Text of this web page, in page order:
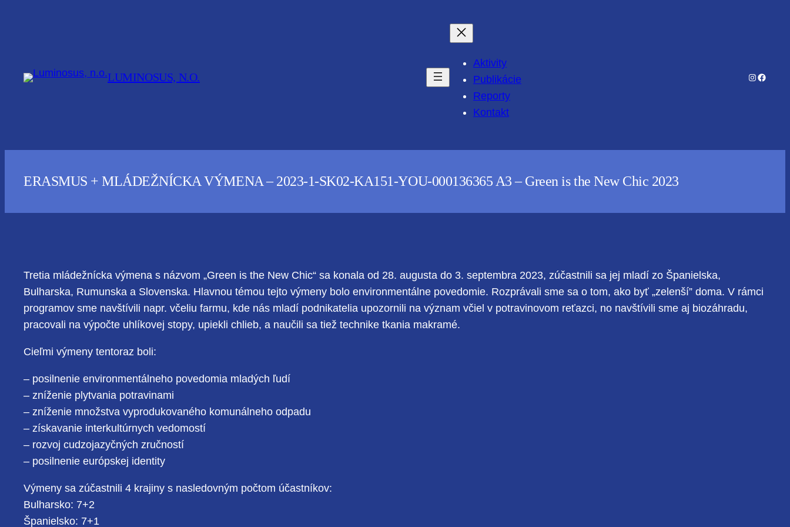
LUMINOSUS, N.O.
Aktivity
Publikácie
Reporty
Kontakt
Instagram
ERASMUS + MLÁDEŽNÍCKA VÝMENA – 2023-1-SK02-KA151-YOU-000136365 A3 – Green is the New Chic 2023
Tretia mládežnícka výmena s názvom „Green is the New Chic“ sa konala od 28. augusta do 3. septembra 2023, zúčastnili sa jej mladí zo Španielska,
Bulharska, Rumunska a Slovenska. Hlavnou témou tejto výmeny bolo environmentálne povedomie. Rozprávali sme sa o tom, ako byť „zelenší” doma. V rámci
programov sme navštívili napr. včeliu farmu, kde nás mladí podnikatelia upozornili na význam včiel v potravinovom reťazci, no navštívili sme aj biozáhradu,
pracovali na výpočte uhlíkovej stopy, upiekli chlieb, a naučili sa tiež technike tkania makramé.
Cieľmi výmeny tentoraz boli:
– posilnenie environmentálneho povedomia mladých ľudí
– zníženie plytvania potravinami
– zníženie množstva vyprodukovaného komunálneho odpadu
– získavanie interkultúrnych vedomostí
– rozvoj cudzojazyčných zručností
– posilnenie európskej identity
Výmeny sa zúčastnili 4 krajiny s nasledovným počtom účastníkov:
Bulharsko: 7+2
Španielsko: 7+1